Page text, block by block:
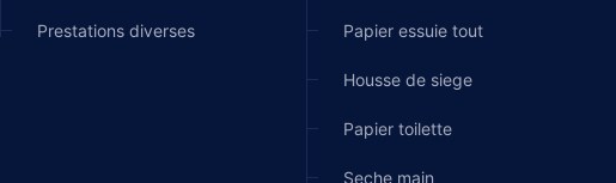
Prestations diverses Papier essuie tout
Housse de siege
Papier toilette
Seche main